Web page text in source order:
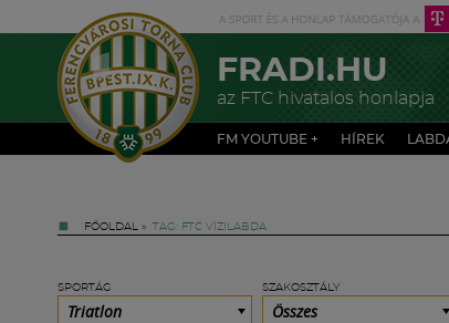
FRADI.HU
az FTC hivatalos honlapja
FM YOUTUBE + HÍREK
FŐOLDAL » TAG: FTC VÍZILABDA
SPORTÁG
Triatlon
SZAKOSZTÁLY
Összes